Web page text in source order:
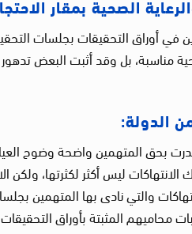
في أوراق التحقيقات بجلسات
مناسبة، بل وقد أثبت البعض
صدرت بحق المتهمين واضحة وضوح
الانتهاكات ليس أكثر لكثرتها، ولكن
والتي نادى بها المتهمين
محاميهم المثبتة بأوراق